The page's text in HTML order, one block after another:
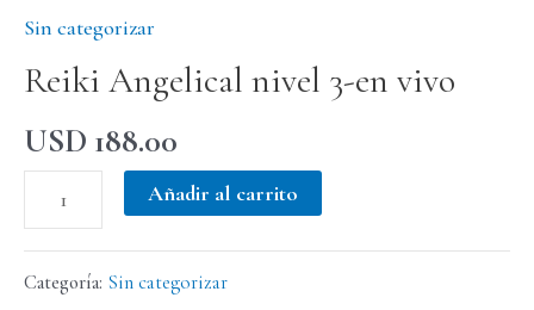
Sin categorizar
Reiki Angelical nivel 3-en vivo
USD 188.00
Añadir al carrito
Categoría: Sin categorizar